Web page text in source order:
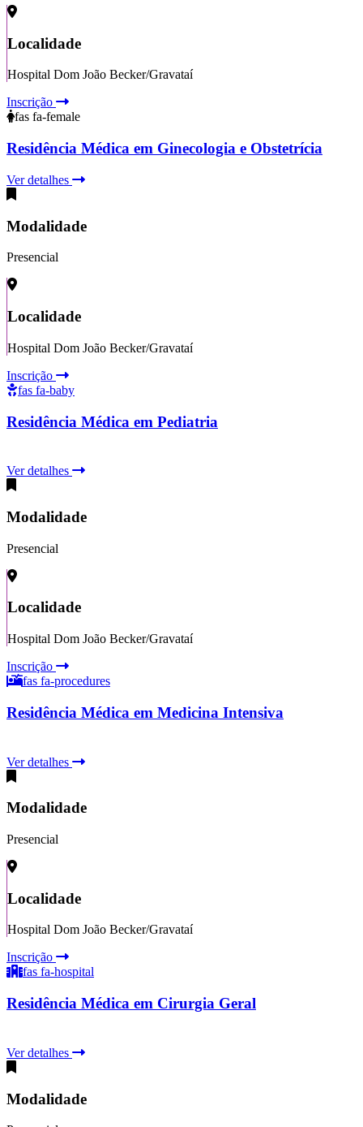
Localidade
Hospital Dom João Becker/Gravataí
Inscrição
fas fa-female
Residência Médica em Ginecologia e Obstetrícia
Ver detalhes
Modalidade
Presencial
Localidade
Hospital Dom João Becker/Gravataí
Inscrição
fas fa-baby
Residência Médica em Pediatria
Ver detalhes
Modalidade
Presencial
Localidade
Hospital Dom João Becker/Gravataí
Inscrição
fas fa-procedures
Residência Médica em Medicina Intensiva
Ver detalhes
Modalidade
Presencial
Localidade
Hospital Dom João Becker/Gravataí
Inscrição
fas fa-hospital
Residência Médica em Cirurgia Geral
Ver detalhes
Modalidade